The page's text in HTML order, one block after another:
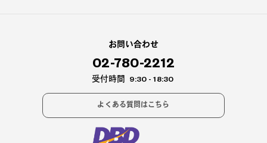
お問い合わせ
02-780-2212
受付時間 9:30 - 18:30
よくある質問はこちら